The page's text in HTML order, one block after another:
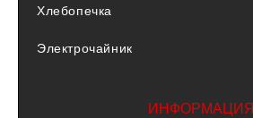
Хлебопечка
Электрочайник
ИНФОРМАЦИЯ